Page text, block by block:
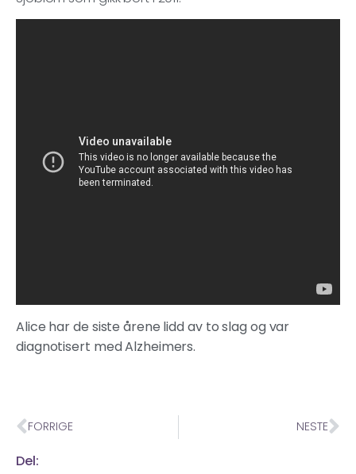
Alice har de siste årene lidd av to slag og var
diagnotisert med Alzheimers.
FORRIGE NESTE
Del: